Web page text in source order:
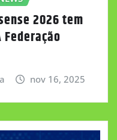
2026 tem
nov 16, 2025